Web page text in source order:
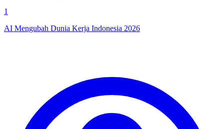
1
AI Mengubah Dunia Kerja Indonesia 2026